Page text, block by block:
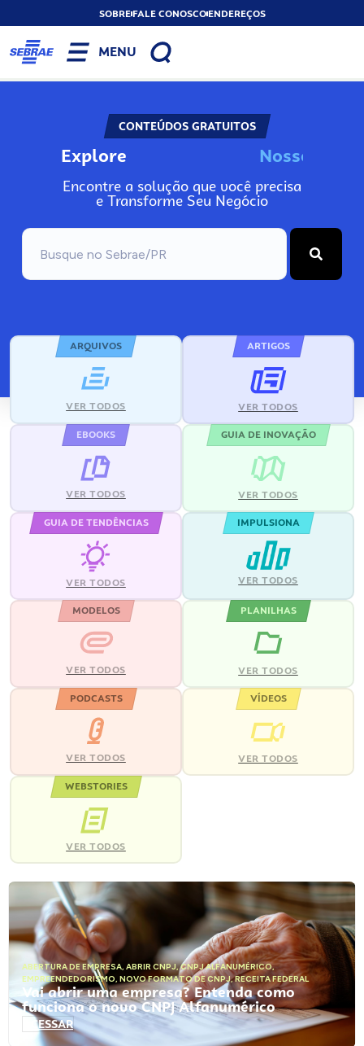
SOBREFALE CONOSCOENDEREÇOS
MENU
CONTEÚDOS GRATUITOS
Explore No
Encontre a solução que você precisa
e Transforme Seu Negócio
ARQUIVOS
VER TODOS
ARTIGOS
VER TODOS
EBOOKS
VER TODOS
GUIA DE INOVAÇÃO
VER TODOS
GUIA DE TENDÊNCIAS
VER TODOS
IMPULSIONA
VER TODOS
MODELOS
VER TODOS
PLANILHAS
VER TODOS
PODCASTS
VER TODOS
VÍDEOS
VER TODOS
WEBSTORIES
VER TODOS
ABERTURA DE EMPRESA, ABRIR CNPJ,CNPJ ALFANUMÉRICO,
EMPREENDEDORISMO, NOVO FORMATO DE CNPJ,RECEITA FEDERAL
Vai abrir uma empresa? Entenda como
funciona o novo CNPJ Alfanumérico
ACESSAR